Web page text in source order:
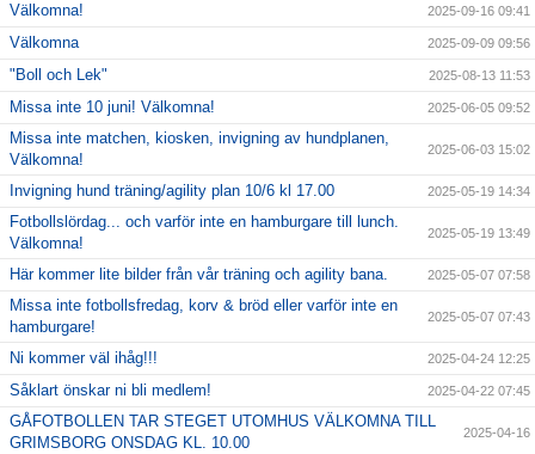
Välkomna! 2025-09-16 09:41
Välkomna 2025-09-09 09:56
"Boll och Lek" 2025-08-13 11:53
Missa inte 10 juni! Välkomna! 2025-06-05 09:52
Missa inte matchen, kiosken, invigning av hundplanen,
Välkomna!
2025-06-03 15:02
Invigning hund träning/agility plan 10/6 kl 17.00 2025-05-19 14:34
Fotbollslördag... och varför inte en hamburgare till lunch.
Välkomna!
2025-05-19 13:49
Här kommer lite bilder från vår träning och agility bana. 2025-05-07 07:58
Missa inte fotbollsfredag, korv & bröd eller varför inte en
hamburgare!
2025-05-07 07:43
Ni kommer väl ihåg!!! 2025-04-24 12:25
Såklart önskar ni bli medlem! 2025-04-22 07:45
GÅFOTBOLLEN TAR STEGET UTOMHUS VÄLKOMNA TILL
GRIMSBORG ONSDAG KL. 10.00
2025-04-16